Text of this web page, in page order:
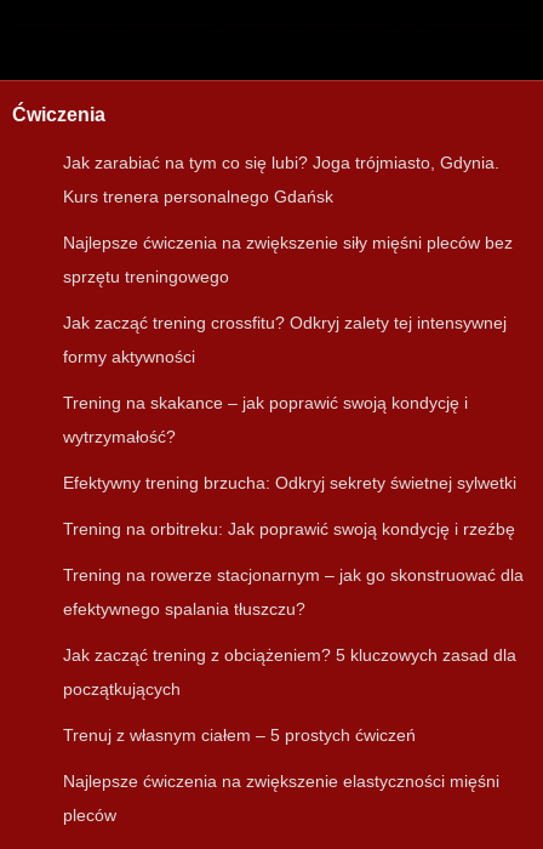
Ćwiczenia
Jak zarabiać na tym co się lubi? Joga trójmiasto, Gdynia.
Kurs trenera personalnego Gdańsk
Najlepsze ćwiczenia na zwiększenie siły mięśni pleców bez
sprzętu treningowego
Jak zacząć trening crossfitu? Odkryj zalety tej intensywnej
formy aktywności
Trening na skakance – jak poprawić swoją kondycję i
wytrzymałość?
Efektywny trening brzucha: Odkryj sekrety świetnej sylwetki
Trening na orbitreku: Jak poprawić swoją kondycję i rzeźbę
Trening na rowerze stacjonarnym – jak go skonstruować dla
efektywnego spalania tłuszczu?
Jak zacząć trening z obciążeniem? 5 kluczowych zasad dla
początkujących
Trenuj z własnym ciałem – 5 prostych ćwiczeń
Najlepsze ćwiczenia na zwiększenie elastyczności mięśni
pleców